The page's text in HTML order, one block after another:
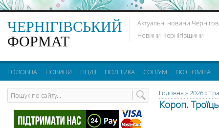
ЧЕРНІГІВСЬКИЙ
ФОРМАТ
Актуальні новини
Новини Чернігівщини
ГОЛОВНА НОВИНИ ПОДІЇ ПОЛІТИКА СОЦІУМ ЕКОНОМІКА
Головна » 2026»
Короп.